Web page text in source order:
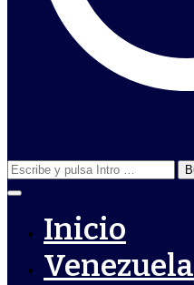
Buscar:
Inicio
Venezuela